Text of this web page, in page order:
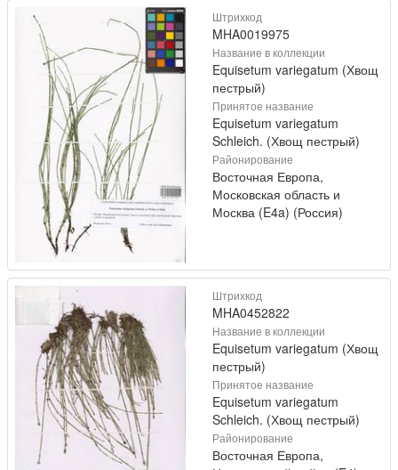
Штрихкод
MHA0019975
Название в коллекции
Equisetum variegatum (Хвощ
пестрый)
Принятое название
Equisetum variegatum
Schleich. (Хвощ пестрый)
Районирование
Восточная Европа,
Московская область и
Москва (E4a) (Россия)
Штрихкод
MHA0452822
Название в коллекции
Equisetum variegatum (Хвощ
пестрый)
Принятое название
Equisetum variegatum
Schleich. (Хвощ пестрый)
Районирование
Восточная Европа,